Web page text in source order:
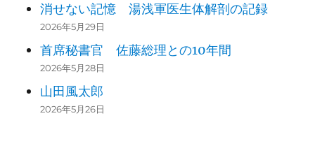
消せない記憶 湯浅軍医生体解剖の記録
2026年5月29日
首席秘書官 佐藤総理との10年間
2026年5月28日
山田風太郎
2026年5月26日